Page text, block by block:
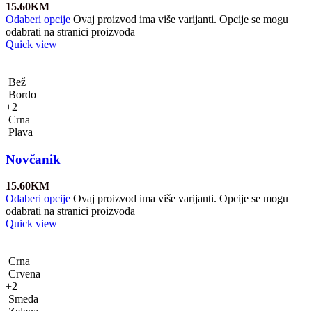
15.60KM
Odaberi opcije Ovaj proizvod ima više varijanti. Opcije se mogu
odabrati na stranici proizvoda
Quick view
Bež
Bordo
+2
Crna
Plava
Novčanik
15.60KM
Odaberi opcije Ovaj proizvod ima više varijanti. Opcije se mogu
odabrati na stranici proizvoda
Quick view
Crna
Crvena
+2
Smeđa